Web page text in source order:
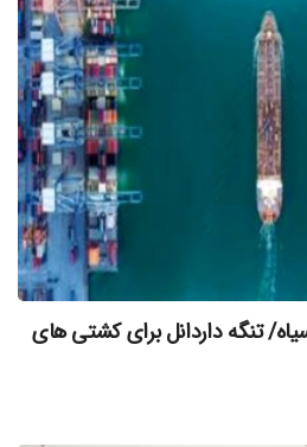
تنگه داردانل برای کشتی‌ های